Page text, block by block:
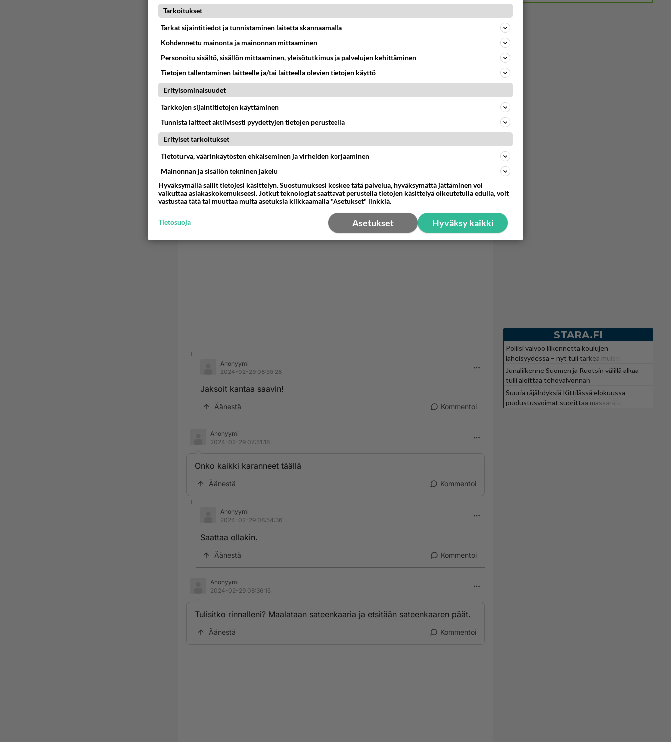
Minäkin kysäisin mökin pihalle kiljusaavi kourassa onnea
Äänestä
Anonyymi
2024-02-29 08:55:28
Jaksoit kantaa saavin!
Äänestä Kommentoi
Anonyymi
2024-02-29 07:51:18
Onko kaikki karanneet täällä
Äänestä Kommentoi
Anonyymi
2024-02-29 08:54:36
Saattaa ollakin.
Äänestä Kommentoi
Anonyymi
2024-02-29 08:36:15
Tulisitko rinnalleni? Maalataan sateenkaaria ja etsitään sateenkaaren päät.
Äänestä Kommentoi
STARA.FI
Poliisi valvoo liikennettä koulujen
läheisyydessä – nyt tuli tärkeä muistutus
Junaliikenne Suomen ja Ruotsin välillä alkaa –
tulli aloittaa tehovalvonnan
Suuria räjähdyksiä Kittilässä elokuussa –
puolustusvoimat suorittaa massaräjäytyksiä
Tarkoitukset
Tarkat sijaintitiedot ja tunnistaminen laitetta skannaamalla
Kohdennettu mainonta ja mainonnan mittaaminen
Personoitu sisältö, sisällön mittaaminen, yleisötutkimus ja palvelujen kehittäminen
Tietojen tallentaminen laitteelle ja/tai laitteella olevien tietojen käyttö
Erityisominaisuudet
Tarkkojen sijaintitietojen käyttäminen
Tunnista laitteet aktiivisesti pyydettyjen tietojen perusteella
Erityiset tarkoitukset
Tietoturva, väärinkäytösten ehkäiseminen ja virheiden korjaaminen
Mainonnan ja sisällön tekninen jakelu
Hyväksymällä sallit tietojesi käsittelyn. Suostumuksesi koskee tätä palvelua, hyväksymättä jättäminen voi
vaikuttaa asiakaskokemukseesi. Jotkut teknologiat saattavat perustella tietojen käsittelyä oikeutetulla edulla, voit
vastustaa tätä tai muuttaa muita asetuksia klikkaamalla "Asetukset" linkkiä.
Hyväksy kaikki
Asetukset
Tietosuoja